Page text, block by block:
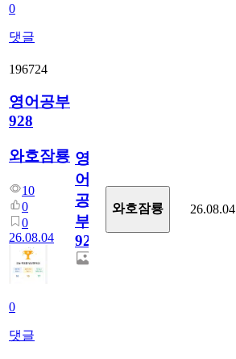
0
댓글
196724
영어공부
928
와호잠룡
10
0
0
26.08.04
0
댓글
영
어
공
부
928
와호잠룡 26.08.04